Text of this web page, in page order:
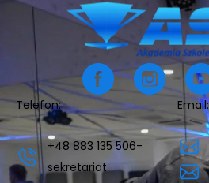
Telefon:
+48 883 135 506-
sekretariat
Email: